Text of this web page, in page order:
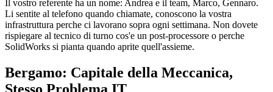
Il vostro referente ha un nome: Andrea e il team, Marco, Gennaro.
Li sentite al telefono quando chiamate, conoscono la vostra
infrastruttura perche ci lavorano sopra ogni settimana. Non dovete
rispiegare al tecnico di turno cos'e un post-processore o perche
SolidWorks si pianta quando aprite quell'assieme.
Bergamo: Capitale della Meccanica,
Stesso Problema IT